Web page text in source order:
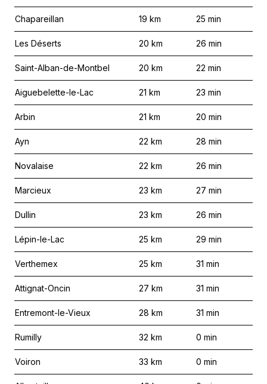
Chapareillan 19 km 25 min
Les Déserts 20 km 26 min
Saint-Alban-de-Montbel 20 km 22 min
Aiguebelette-le-Lac 21 km 23 min
Arbin 21 km 20 min
Ayn 22 km 28 min
Novalaise 22 km 26 min
Marcieux 23 km 27 min
Dullin 23 km 26 min
Lépin-le-Lac 25 km 29 min
Verthemex 25 km 31 min
Attignat-Oncin 27 km 31 min
Entremont-le-Vieux 28 km 31 min
Rumilly 32 km 0 min
Voiron 33 km 0 min